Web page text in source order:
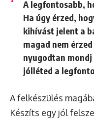
A legfontosabb,
Ha úgy érzed,
kihívást jelent a
magad nem
nyugodtan mondj
jólléted a
A felkészülés
Készíts egy jól